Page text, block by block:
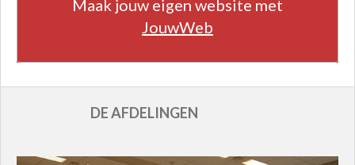
Maak jouw eigen website met
JouwWeb
DE AFDELINGEN